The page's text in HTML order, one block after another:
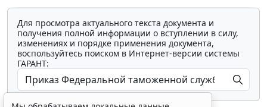
Для просмотра актуального текста документа и
получения полной информации о вступлении в силу,
изменениях и порядке применения документа,
воспользуйтесь поиском в Интернет-версии системы
ГАРАНТ: